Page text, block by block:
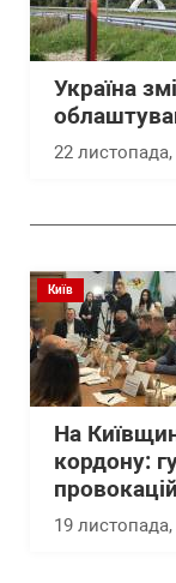
Україна
22 листопада,
Київ
На
кордону:
провокацій
19